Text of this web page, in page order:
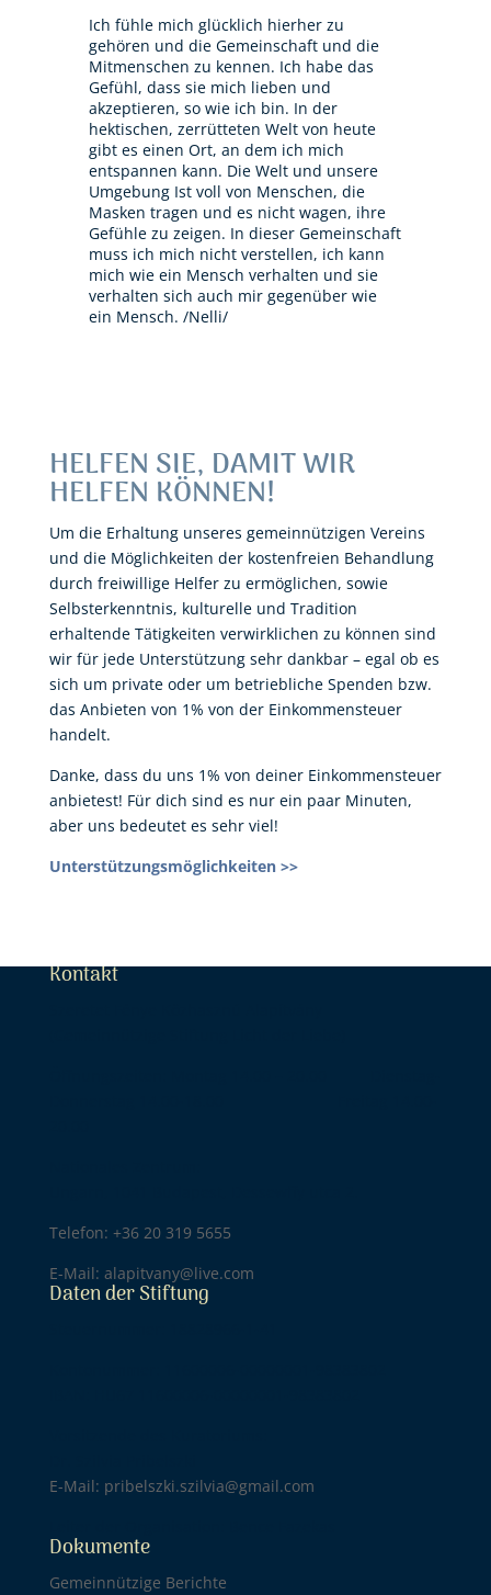
Ich fühle mich glücklich hierher zu
gehören und die Gemeinschaft und die
Mitmenschen zu kennen. Ich habe das
Gefühl, dass sie mich lieben und
akzeptieren, so wie ich bin. In der
hektischen, zerrütteten Welt von heute
gibt es einen Ort, an dem ich mich
entspannen kann. Die Welt und unsere
Umgebung Ist voll von Menschen, die
Masken tragen und es nicht wagen, ihre
Gefühle zu zeigen. In dieser Gemeinschaft
muss ich mich nicht verstellen, ich kann
mich wie ein Mensch verhalten und sie
verhalten sich auch mir gegenüber wie
ein Mensch. /Nelli/
HELFEN SIE, DAMIT WIR
HELFEN KÖNNEN!
Um die Erhaltung unseres gemeinnützigen Vereins
und die Möglichkeiten der kostenfreien Behandlung
durch freiwillige Helfer zu ermöglichen, sowie
Selbsterkenntnis, kulturelle und Tradition
erhaltende Tätigkeiten verwirklichen zu können sind
wir für jede Unterstützung sehr dankbar – egal ob es
sich um private oder um betriebliche Spenden bzw.
das Anbieten von 1% von der Einkommensteuer
handelt.
Danke, dass du uns 1% von deiner Einkommensteuer
anbietest! Für dich sind es nur ein paar Minuten,
aber uns bedeutet es sehr viel!
Unterstützungsmöglichkeiten >>
Kontakt
Telefon: +36 20 319 5655
E-Mail: alapitvany@live.com
Daten der Stiftung
E-Mail: pribelszki.szilvia@gmail.com
Dokumente
Gemeinnützige Berichte